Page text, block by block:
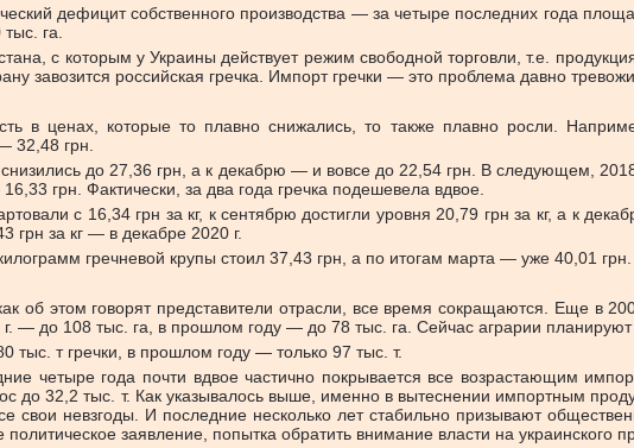
дефицит собственного производства — за четыре последних года
га.
с которым у Украины действует режим свободной торговли, т.е.
завозится российская гречка. Импорт гречки — это проблема давно
в ценах, которые то плавно снижались, то также плавно росли.
32,48 грн.
до 27,36 грн, а к декабрю — и вовсе до 22,54 грн. В следующем,
грн. Фактически, за два года гречка подешевела вдвое.
с 16,34 грн за кг, к сентябрю достигли уровня 20,79 грн за кг, а к
грн за кг — в декабре 2020 г.
гречневой крупы стоил 37,43 грн, а по итогам марта — уже 40,01 грн.
об этом говорят представители отрасли, все время сокращаются. Еще в
— до 108 тыс. га, в прошлом году — до 78 тыс. га. Сейчас аграрии планируют
тыс. т гречки, в прошлом году — только 97 тыс. т.
четыре года почти вдвое частично покрывается все возрастающим
до 32,2 тыс. т. Как указывалось выше, именно в вытеснении импортным
свои невзгоды. И последние несколько лет стабильно призывают
заявление, попытка обратить внимание власти на украинского